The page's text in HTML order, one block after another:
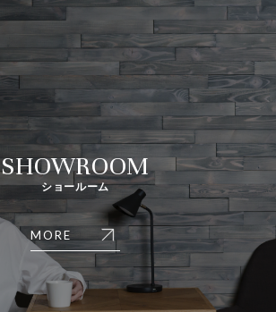
SHOWROOM
ショールーム
MORE